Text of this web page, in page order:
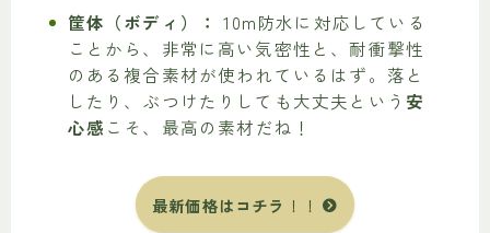
筐体（ボディ）： 10m防水に対応している
ことから、非常に高い気密性と、耐衝撃性
のある複合素材が使われているはず。落と
したり、ぶつけたりしても大丈夫という 安
心感 こそ、最高の素材だね！
最新価格はコチラ ！！